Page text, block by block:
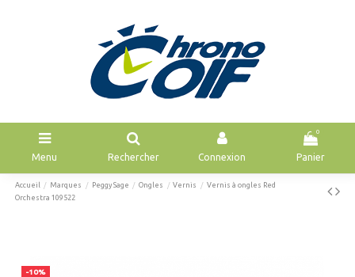
Menu Rechercher Connexion
0
Panier
Accueil Marques Peggy Sage Ongles Vernis
Vernis à ongles Red
Orchestra 109522
-10%